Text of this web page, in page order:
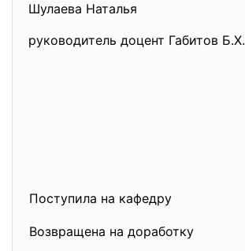
Шулаева Наталья
руководитель доцент Габитов Б.Х.
Поступила на кафедру
Возвращена на доработку